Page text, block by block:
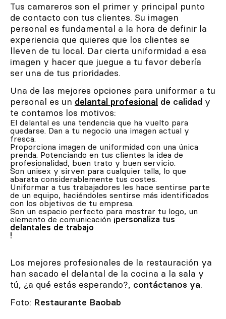
Tus camareros son el primer y principal punto
de contacto con tus clientes. Su imagen
personal es fundamental a la hora de definir la
experiencia que quieres que los clientes se
lleven de tu local. Dar cierta uniformidad a esa
imagen y hacer que juegue a tu favor debería
ser una de tus prioridades.
Una de las mejores opciones para uniformar a tu
personal es un delantal profesional de calidad y
te contamos los motivos:
El delantal es una tendencia que ha vuelto para
quedarse. Dan a tu negocio una imagen actual y
fresca.
Proporciona imagen de uniformidad con una única
prenda. Potenciando en tus clientes la idea de
profesionalidad, buen trato y buen servicio.
Son unisex y sirven para cualquier talla, lo que
abarata considerablemente tus costes.
Uniformar a tus trabajadores les hace sentirse parte
de un equipo, haciéndoles sentirse más identificados
con los objetivos de tu empresa.
Son un espacio perfecto para mostrar tu logo, un
elemento de comunicación ¡personaliza tus
delantales de trabajo
!
Los mejores profesionales de la restauración ya
han sacado el delantal de la cocina a la sala y
tú, ¿a qué estás esperando?, contáctanos ya.
Foto: Restaurante Baobab